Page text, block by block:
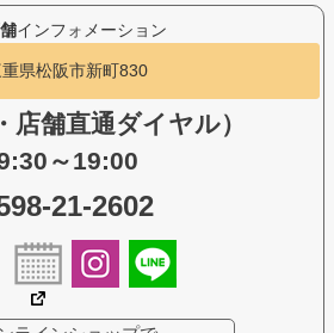
インフォメーション
重県松阪市新町830
店舗直通ダイヤル）
～19:00
21-2602